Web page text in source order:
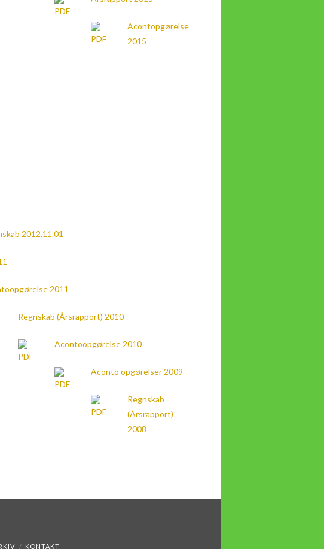
Acontopgørelse
2015
2012.11.01
2011
Regnskab (Årsrapport) 2010
Acontoopgørelse 2010
Aconto opgørelser 2009
Regnskab
(Årsrapport)
2008
KONTAKT